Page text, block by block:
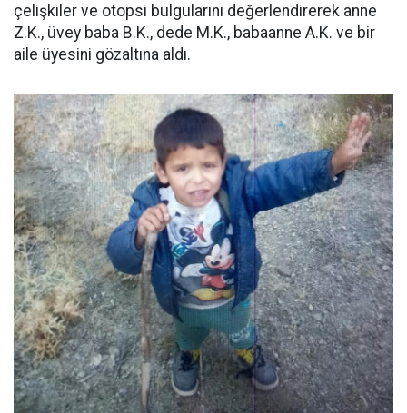
çelişkiler ve otopsi bulgularını değerlendirerek anne
Z.K., üvey baba B.K., dede M.K., babaanne A.K. ve bir
aile üyesini gözaltına aldı.